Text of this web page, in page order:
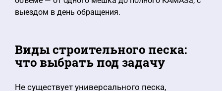
выездом в день обращения.
Виды строительного песка:
что выбрать под задачу
Не существует универсального песка,